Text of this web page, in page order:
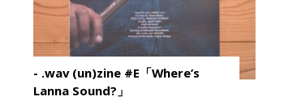
- .wav (un)zine #E「Where’s
Lanna Sound?」